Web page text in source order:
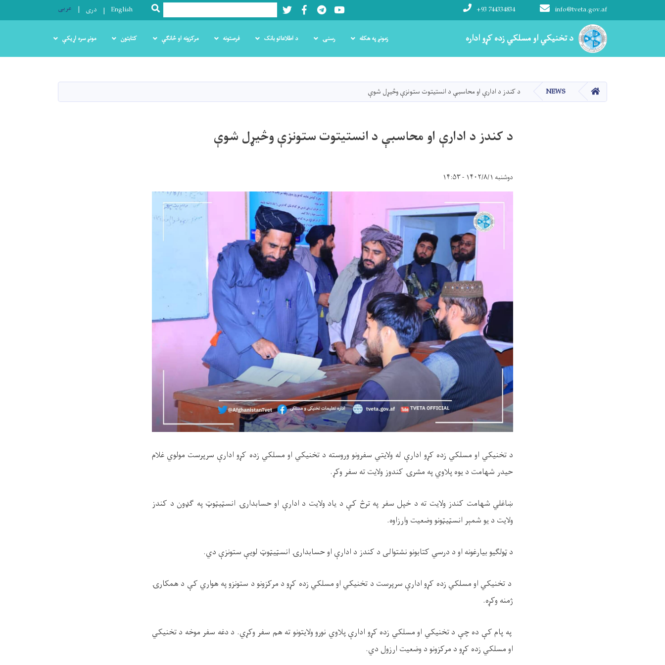
د تخنیکي او مسلکي زده کړو اداره
info@tveta.gov.af
+93 744334834
Youtube
LinkedIn
Facebook
Twitter
Search
SEARCH
English دری عربی
Main navigation
د تخنیکي او مسلکي زده کړو اداره زمونږ په هکله رسنۍ د اطلاعاتو بانک فرصتونه مرکزونه او څانګې کتابتون مونږ سره اړیکې
کور NEWS د کندز د ادارې او محاسبې د انستیتوت ستونزې وڅیړل شوې
د کندز د ادارې او محاسبې د انستیتوت ستونزې وڅیړل شوې
دوشنبه ۱۴۰۲/۸/۱ - ۱۴:۵۳
د تخنيکي او مسلکي زده کړو ادارې له ولايتي سفرونو وروسته د تخنيکي او مسلکي زده کړو ادارې سرپرست مولوي غلام
حيدر شهامت د يوه پلاوي په مشرۍ کندوز ولايت ته سفر وکړ.
ښاغلي شهامت کندز ولایت ته د خپل سفر په ترڅ کې د یاد ولایت د ادارې او حسابدارۍ انسټیټوټ په ګډون د کندز
ولایت د یو شمېر انسټیټونو وضعیت وارزاوه.
د ټولګیو بیارغونه او د درسي کتابونو نشتوالی د کندز د ادارې او حسابدارۍ انسټیټوټ لویې ستونزې دي.
د تخنيکي او مسلکي زده کړو ادارې سرپرست د تخنيکي او مسلکي زده کړو د مرکزونو د ستونزو په هواري کې د همکارۍ
ژمنه وکړه.
په پام کې ده چې د تخنیکي او مسلکي زده کړو ادارې پلاوي نورو ولایتونو ته هم سفر وکړي. د دغه سفر موخه د تخنیکي
او مسلکي زده کړو د مرکزونو د وضعیت ارزول دي.